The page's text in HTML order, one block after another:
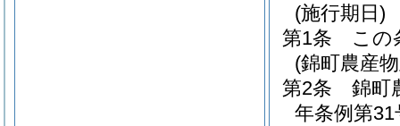
(施行期日)
第1条
この
(錦町農産
第2条
錦町
年条例第